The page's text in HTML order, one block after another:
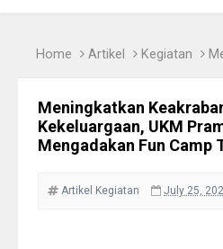
Home Artikel Kegiatan
Meningkatkan
Kekeluargaan, UKM
Mengadakan Fun Camp
Artikel Kegiatan July 25,